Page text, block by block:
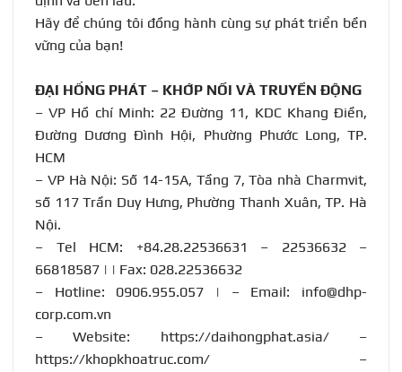
Hãy để chúng tôi đồng hành cùng sự phát triển bền
vững của bạn!
ĐẠI HỒNG PHÁT – KHỚP NỐI VÀ TRUYỀN ĐỘNG
– VP Hồ chí Minh: 22 Đường 11, KDC Khang Điền,
Đường Dương Đình Hội, Phường Phước Long, TP.
HCM
– VP Hà Nội: Số 14-15A, Tầng 7, Tòa nhà Charmvit,
số 117 Trần Duy Hưng, Phường Thanh Xuân, TP. Hà
Nội.
– Tel HCM: +84.28.22536631 – 22536632 –
66818587 | | Fax: 028.22536632
– Hotline: 0906.955.057 | – Email: info@dhp-
corp.com.vn
– Website: https://daihongphat.asia/–
https://khopkhoatruc.com/ –